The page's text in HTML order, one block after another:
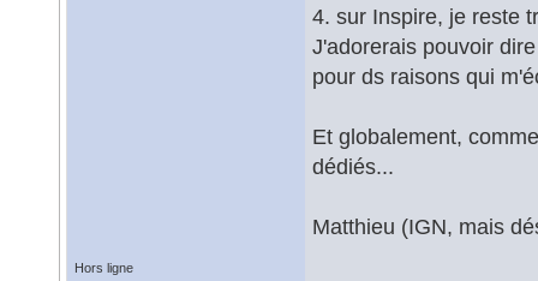
4. sur Inspire, je reste
J'adorerais pouvoir
pour ds raisons qui
Et globalement,
dédiés...
Matthieu (IGN, mais
Hors ligne